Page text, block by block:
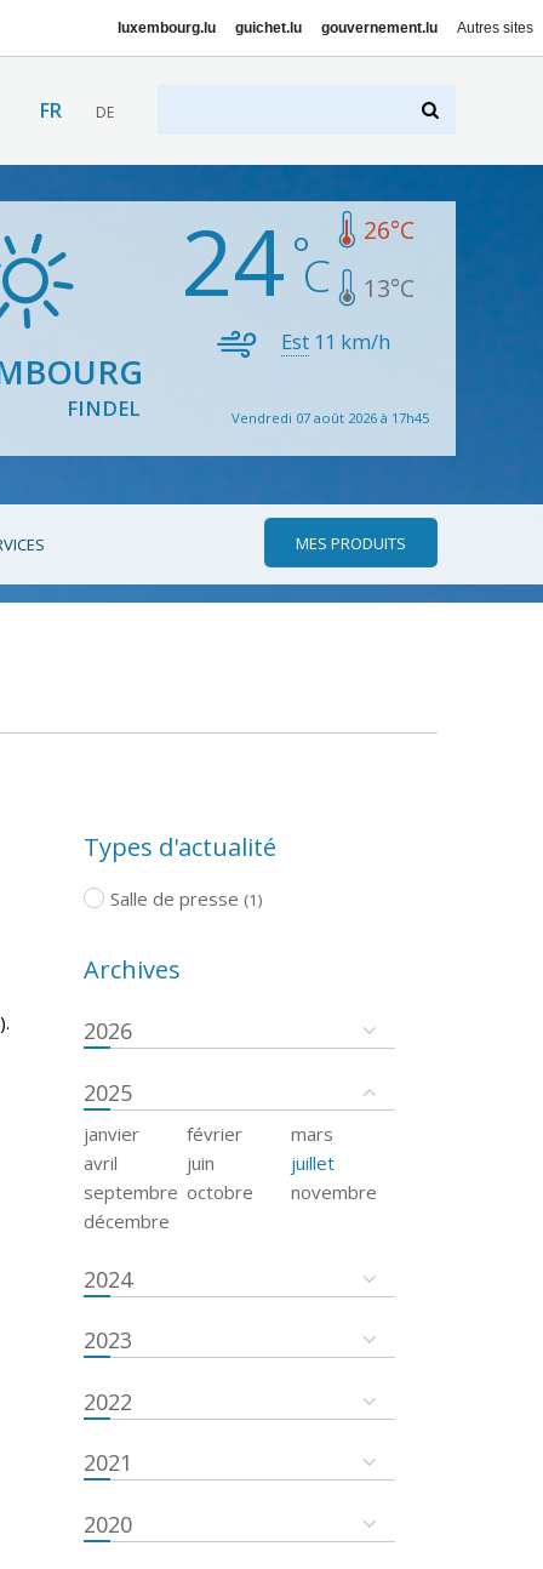
luxembourg.lu guichet.lu gouvernement.lu Autres sites
FR DE
FINDEL
24 26°C
13°C
Est11 km/h
Vendredi 07 août 2026 à 17h45
MES PRODUITS
Types d'actualité
Salle de presse (1)
Archives
2026
2025
janvier février
mars
avril
juin
juillet
septembre octobre
novembre
décembre
2024
2023
2022
2021
2020